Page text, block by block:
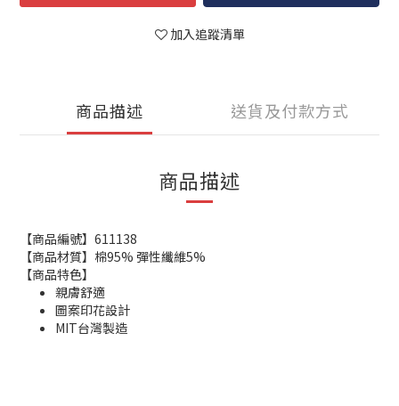
加入追蹤清單
商品描述 送貨及付款方式
商品描述
【商品編號】611138
【商品材質】棉95% 彈性纖維5%
【商品特色】
親膚舒適
圖案印花設計
MIT台灣製造